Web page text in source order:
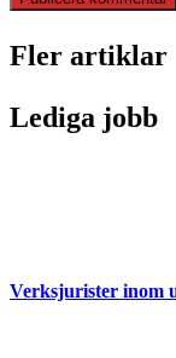
Fler artiklar
Lediga jobb
Verksjurister inom